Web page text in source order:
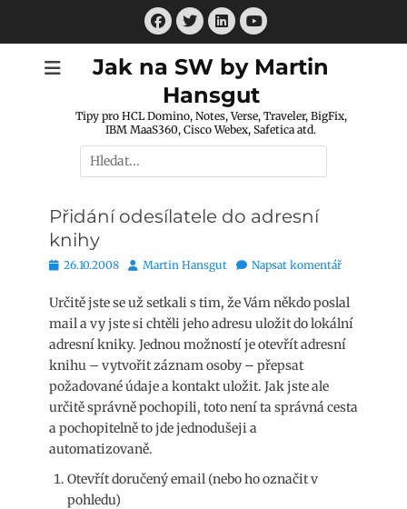
Facebook
Twitter
LinkedIn
Youtube
Jak na SW by Martin
Hansgut
Tipy pro HCL Domino, Notes, Verse, Traveler, BigFix,
IBM MaaS360, Cisco Webex, Safetica atd.
Hledat:
Přidání odesílatele do adresní
knihy
Publikováno
26.10.2008 AutorMartin Hansgut Napsat komentář
Určitě jste se už setkali s tim, že Vám někdo poslal
mail a vy jste si chtěli jeho adresu uložit do lokální
adresní kniky. Jednou možností je otevřít adresní
knihu – vytvořit záznam osoby – přepsat
požadované údaje a kontakt uložit. Jak jste ale
určitě správně pochopili, toto není ta správná cesta
a pochopitelně to jde jednodušeji a
automatizovaně.
Otevřít doručený email (nebo ho označit v
pohledu)